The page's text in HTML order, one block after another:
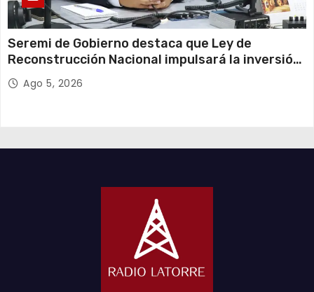
Seremi de Gobierno destaca que Ley de
Reconstrucción Nacional impulsará la inversión
y el empleo en Tarapacá
Ago 5, 2026